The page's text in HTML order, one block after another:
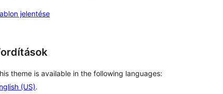
jelentése
theme is available in the following languages:
(US).